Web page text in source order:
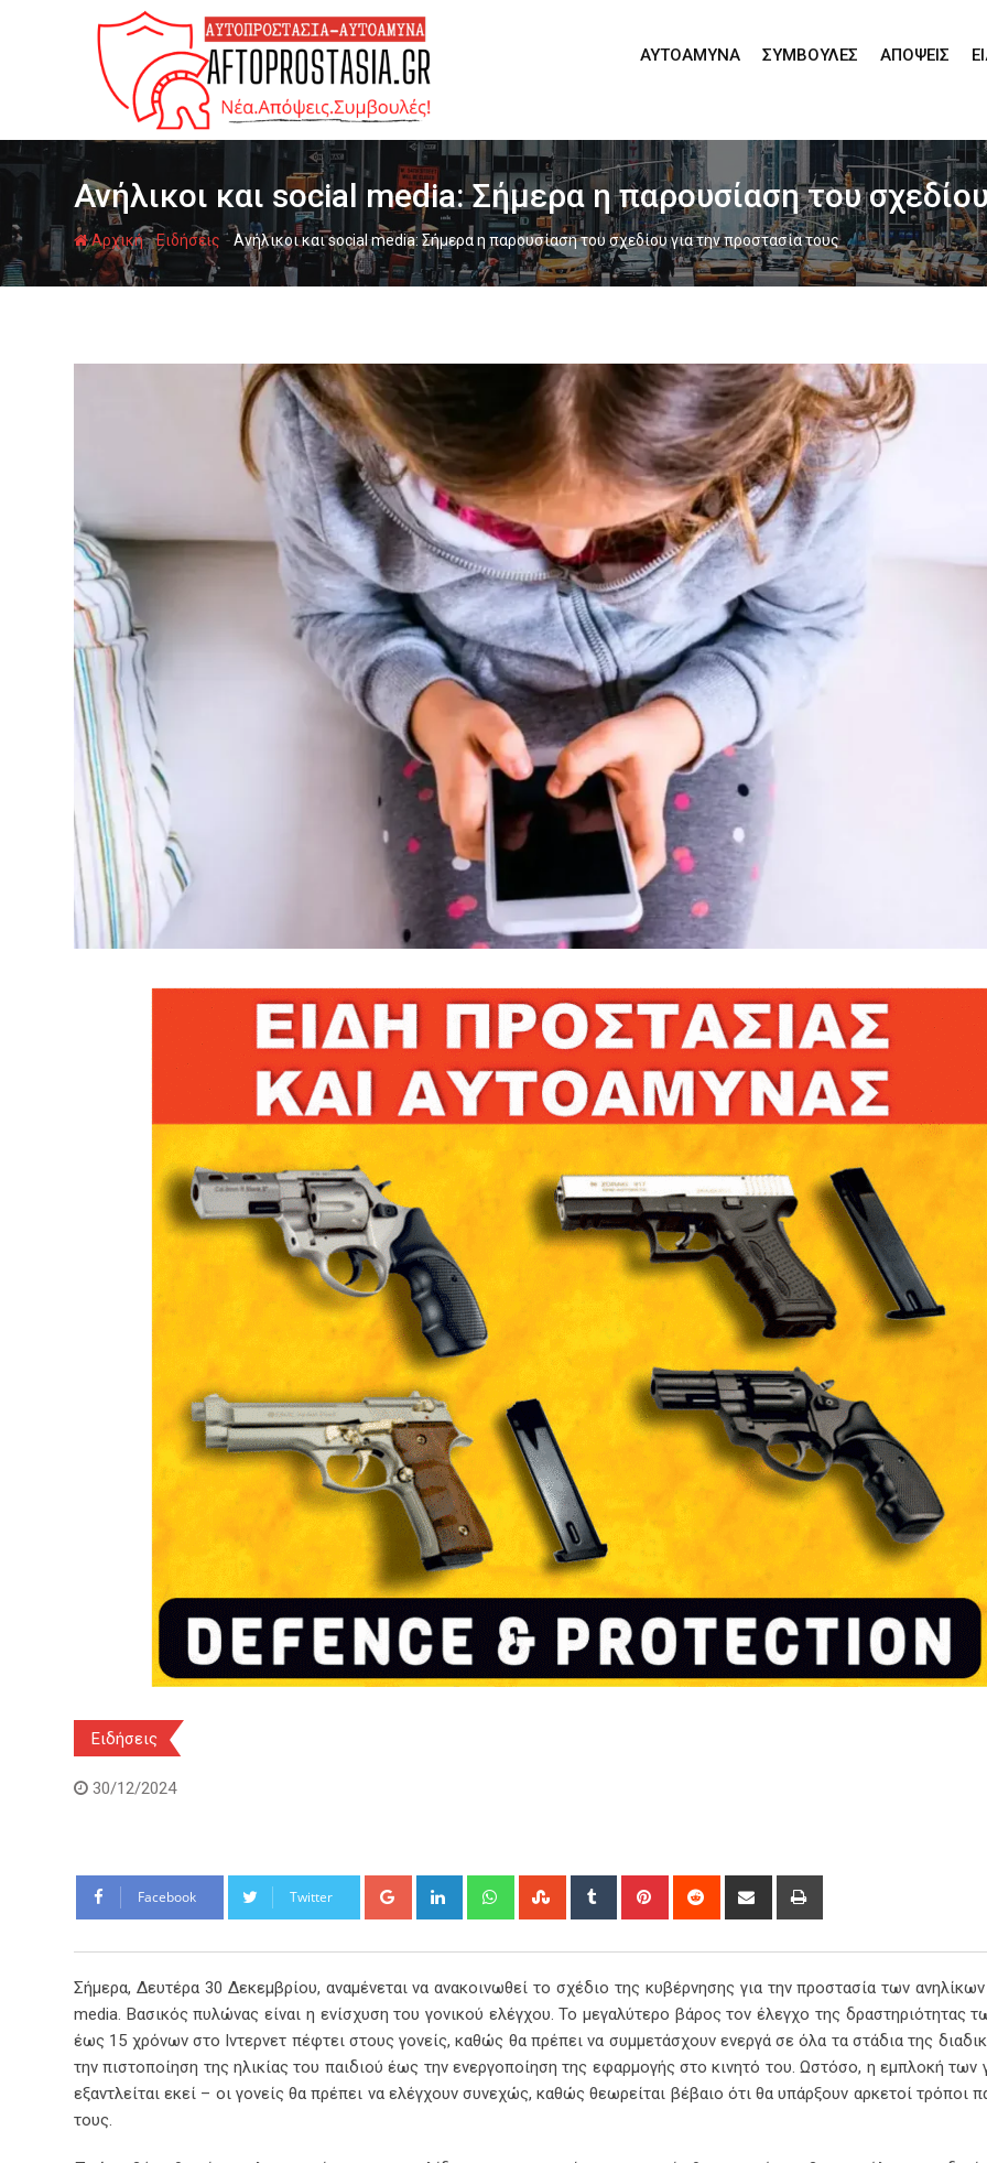
ΑΥΤΟΆΜΥΝΑ
ΣΥΜΒΟΥΛΈΣ ΑΠΌΨΕΙΣ
Ανήλικοι και social media: Σήμερα η παρουσίαση του
Αρχική-Ειδήσεις-Ανήλικοι και social media: Σήμερα η παρουσίαση του σχεδίου για την προστασία τους
Ειδήσεις
30/12/2024
Facebook Twitter Google+ LinkedIn WhatsappStumbleUpon
Tumblr Pinterest Reddit
Share
Σήμερα, Δευτέρα 30 Δεκεμβρίου, αναμένεται να ανακοινωθεί το σχέδιο της κυβέρνησης για την προστασία των
media. Βασικός πυλώνας είναι η ενίσχυση του γονικού ελέγχου. Το μεγαλύτερο βάρος τον έλεγχο της δραστηριότητας
έως 15 χρόνων στο Ιντερνετ πέφτει στους γονείς, καθώς θα πρέπει να συμμετάσχουν ενεργά σε όλα τα στάδια της
την πιστοποίηση της ηλικίας του παιδιού έως την ενεργοποίηση της εφαρμογής στο κινητό του. Ωστόσο, η εμπλοκή των
εξαντλείται εκεί – οι γονείς θα πρέπει να ελέγχουν συνεχώς, καθώς θεωρείται βέβαιο ότι θα υπάρξουν αρκετοί τρόποι
τους.